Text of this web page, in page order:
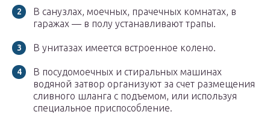
В санузлах, моечных, прачечных комнатах, в
гаражах — в полу устанавливают трапы.
В унитазах имеется встроенное колено.
В посудомоечных и стиральных машинах
водяной затвор организуют за счет размещения
сливного шланга с подъемом, или используя
специальное приспособление.